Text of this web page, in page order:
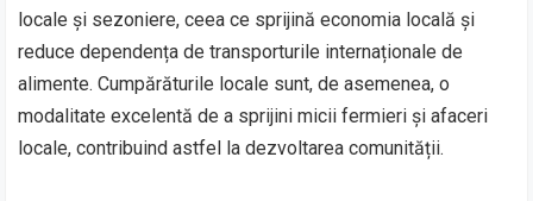
locale și sezoniere, ceea ce sprijină economia locală și
reduce dependența de transporturile internaționale de
alimente. Cumpărăturile locale sunt, de asemenea, o
modalitate excelentă de a sprijini micii fermieri și afaceri
locale, contribuind astfel la dezvoltarea comunității.